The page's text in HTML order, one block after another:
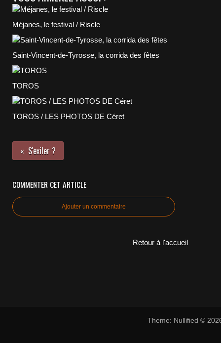
Méjanes, le festival / Riscle
Saint-Vincent-de-Tyrosse, la corrida des fêtes
TOROS
TOROS / LES PHOTOS DE Céret
S'exiler ?
COMMENTER CET ARTICLE
Ajouter un commentaire
Retour à l'accueil
Theme: Nullified ©